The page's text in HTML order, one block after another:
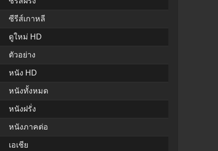
ซีรีส์เกาหลี
ดูใหม่ HD
ตัวอย่าง
หนัง HD
หนังทั้งหมด
หนังฝรั่ง
หนังภาคต่อ
เอเชีย